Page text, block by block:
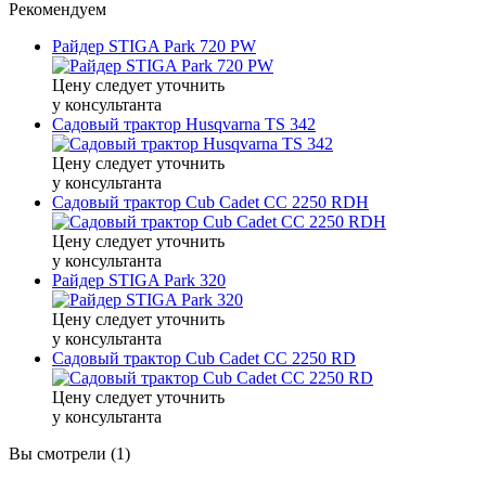
Рекомендуем
Райдер STIGA Park 720 PW
Цену следует уточнить
у консультанта
Садовый трактор Husqvarna TS 342
Цену следует уточнить
у консультанта
Садовый трактор Cub Cadet CC 2250 RDH
Цену следует уточнить
у консультанта
Райдер STIGA Park 320
Цену следует уточнить
у консультанта
Садовый трактор Cub Cadet CC 2250 RD
Цену следует уточнить
у консультанта
Вы смотрели (1)